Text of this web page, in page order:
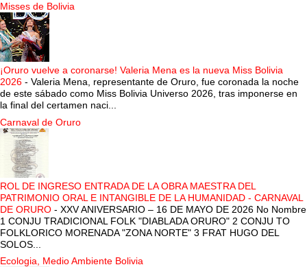
Misses de Bolivia
¡Oruro vuelve a coronarse! Valeria Mena es la nueva Miss Bolivia
2026 - Valeria Mena, representante de Oruro, fue coronada la noche
de este sábado como Miss Bolivia Universo 2026, tras imponerse en
la final del certamen naci...
Carnaval de Oruro
ROL DE INGRESO ENTRADA DE LA OBRA MAESTRA DEL
PATRIMONIO ORAL E INTANGIBLE DE LA HUMANIDAD - CARNAVAL
DE ORURO - XXV ANIVERSARIO – 16 DE MAYO DE 2026 No Nombre
1 CONJU TRADICIONAL FOLK "DIABLADA ORURO" 2 CONJU TO
FOLKLORICO MORENADA "ZONA NORTE" 3 FRAT HUGO DEL
SOLOS...
Ecologia, Medio Ambiente Bolivia